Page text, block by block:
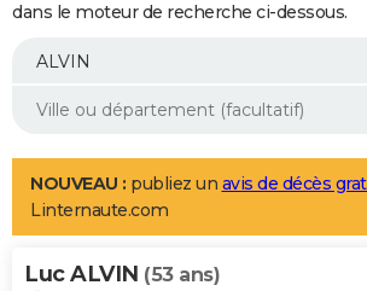
Essais
Réserver un essai
Citadines
Berlines
SUV
Forum auto
+
Mobiles
Meilleur smartphone
Internet
Ordinateurs
Jeux vidéo
Guide high-tech
Aménagement intérieur
LIFESTYLE
Art de vivre
Bien-être
Loisirs
Mode
Modes de vie
Alimentation
Guide de la santé
Maladies
Médicaments
Sommeil
VOYAGE
dans le moteur de recherche ci-dessous.
NOUVEAU : publiez un avis de décès
Linternaute.com
Luc ALVIN (53 ans)